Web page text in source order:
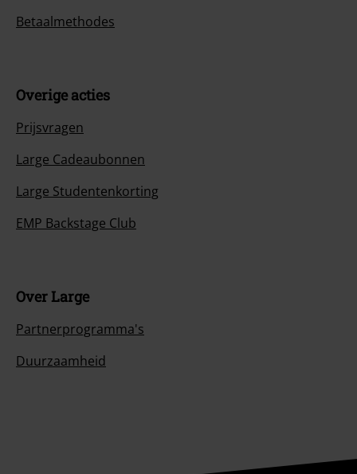
Betaalmethodes
Overige acties
Prijsvragen
Large Cadeaubonnen
Large Studentenkorting
EMP Backstage Club
Over Large
Partnerprogramma's
Duurzaamheid